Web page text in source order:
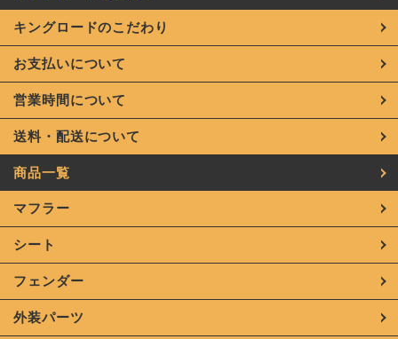
キングロードのこだわり
お支払いについて
営業時間について
送料・配送について
商品一覧
マフラー
シート
フェンダー
外装パーツ